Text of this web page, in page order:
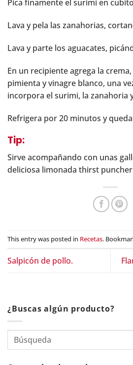
Pica finamente el surimi en
Lava y pela las zanahorias,
Lava y parte los aguacates,
En un recipiente agrega la
pimienta y vinagre blanco, una
incorpora el surimi, la zanahoria
Refrigera por 20 minutos y
Tip:
Sirve acompañando con unas
deliciosa limonada thirst
This entry was posted in Recetas.
Salpicón de pollo.
¿Buscas algún producto?